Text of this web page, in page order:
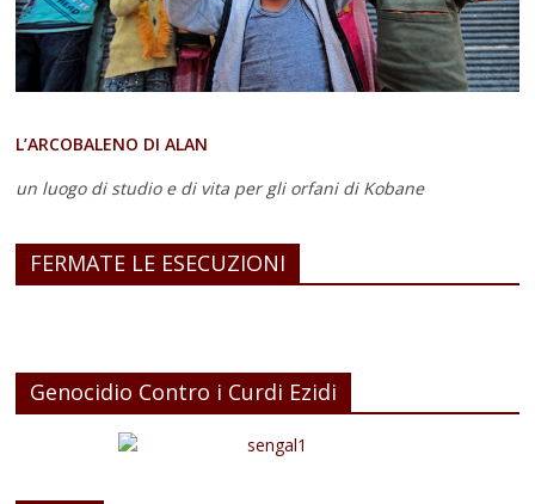
L’ARCOBALENO DI ALAN
un luogo di studio e di vita per gli orfani di Kobane
FERMATE LE ESECUZIONI
Genocidio Contro i Curdi Ezidi